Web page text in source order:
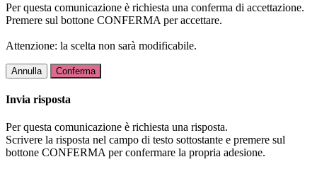
Per questa comunicazione è richiesta una conferma di accettazione.
Premere sul bottone CONFERMA per accettare.
Attenzione: la scelta non sarà modificabile.
Annulla Conferma
Invia risposta
Per questa comunicazione è richiesta una risposta.
Scrivere la risposta nel campo di testo sottostante e premere sul
bottone CONFERMA per confermare la propria adesione.